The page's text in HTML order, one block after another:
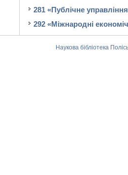
281 «Публічне
292 «Міжнародні
Наукова бібліотека